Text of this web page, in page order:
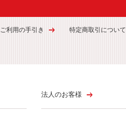
ご利用の手引き 特定商取引について
法人のお客様